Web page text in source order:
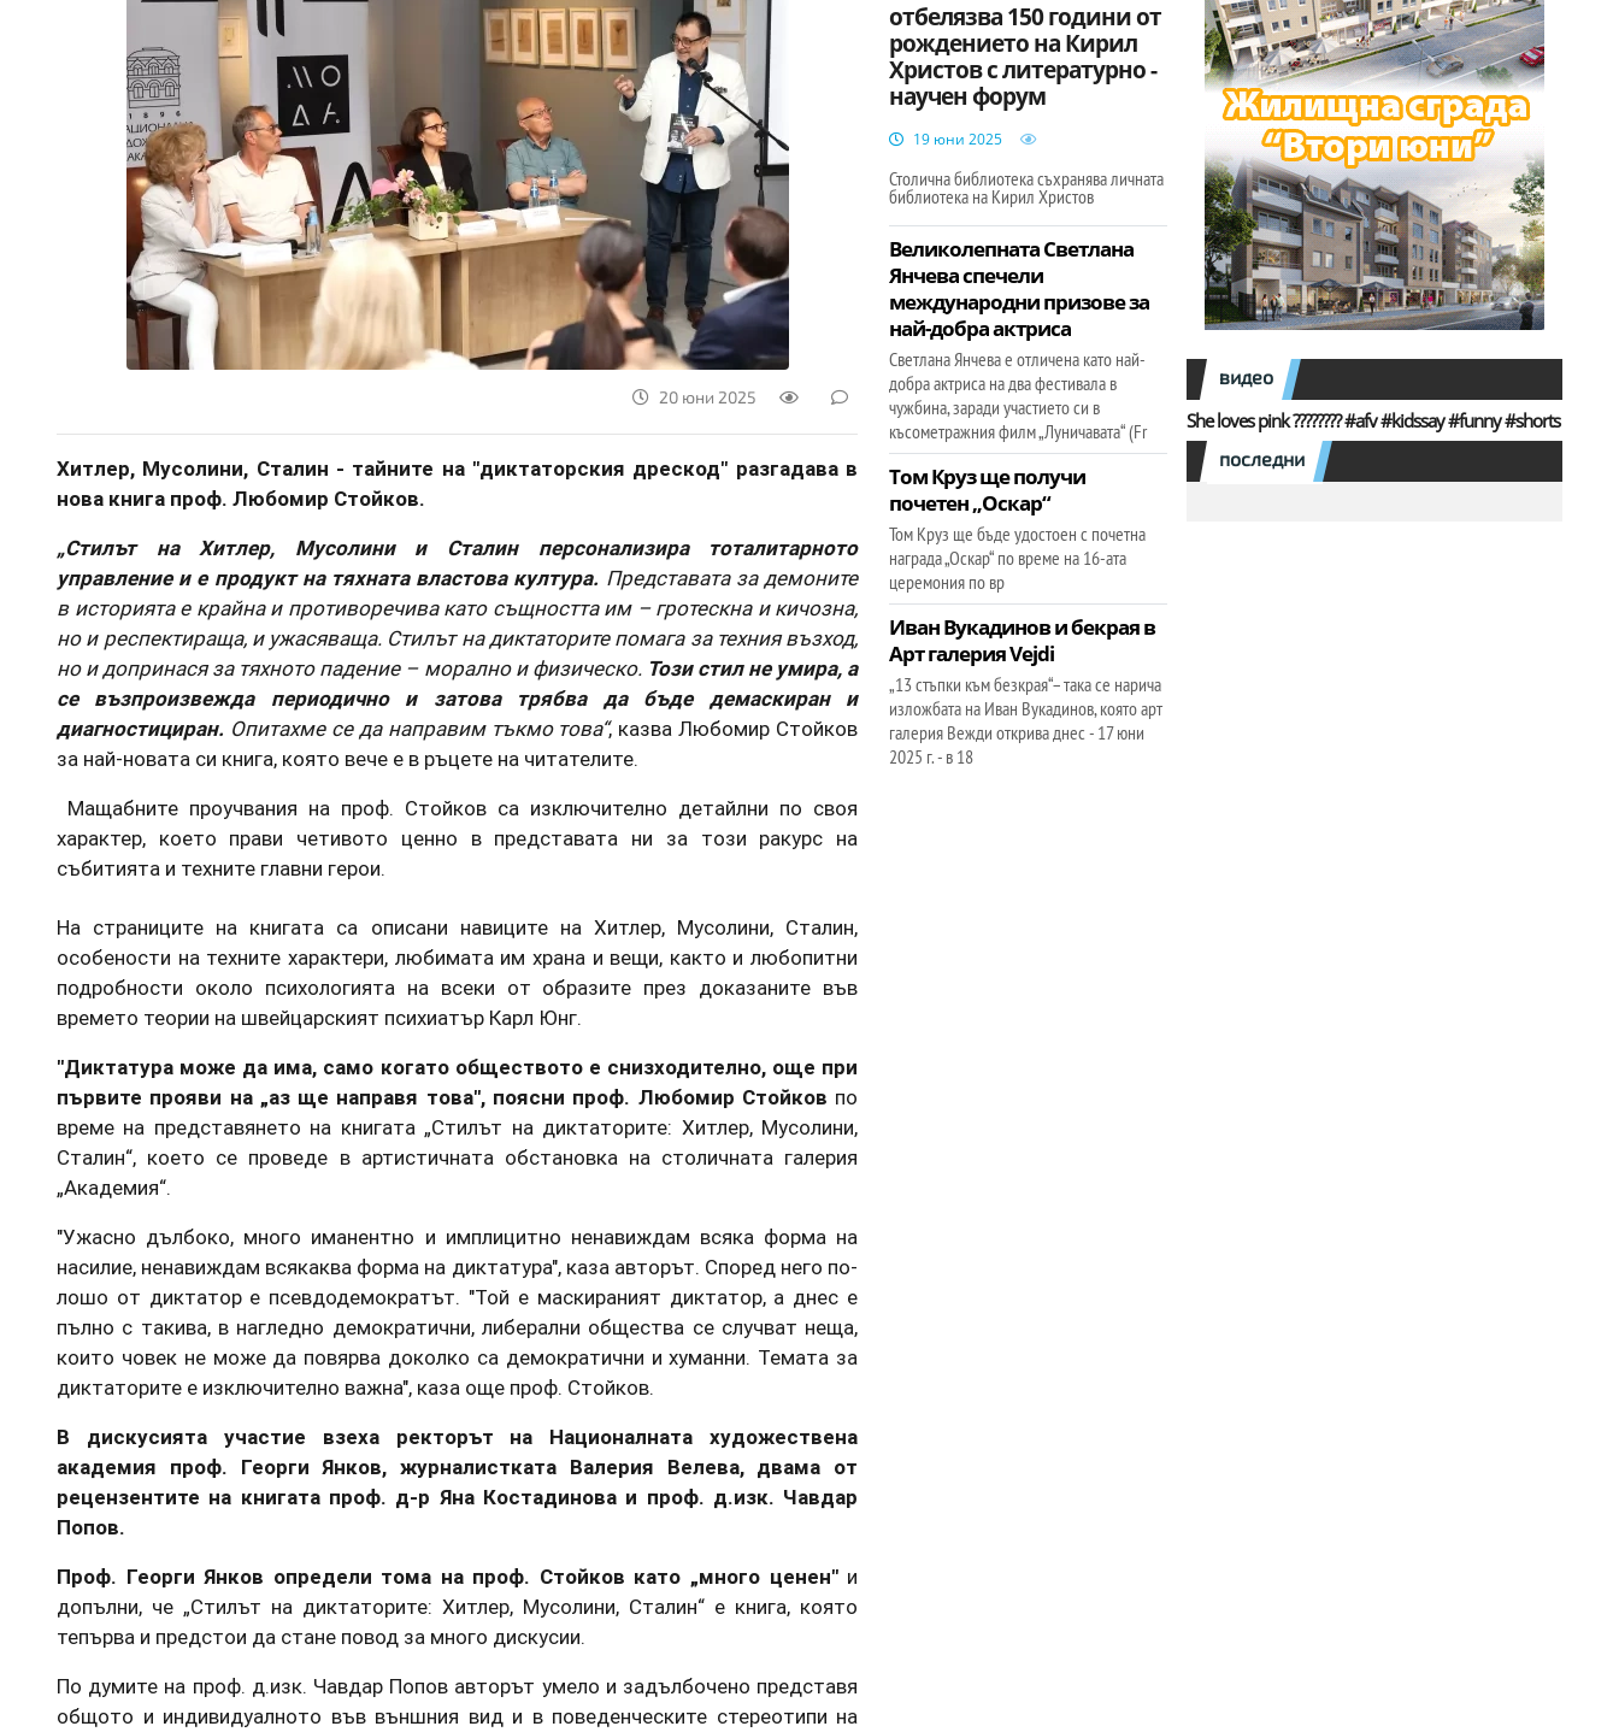
20 юни 2025
Хитлер, Мусолини, Сталин - тайните на "диктаторския дрескод" разгадава в
нова книга проф. Любомир Стойков.
„Стилът на Хитлер, Мусолини и Сталин персонализира тоталитарното
управление и е продукт на тяхната властова култура. Представата за демоните
в историята е крайна и противоречива като същността им – гротескна и кичозна,
но и респектираща, и ужасяваща. Стилът на диктаторите помага за техния възход,
но и допринася за тяхното падение – морално и физическо. Този стил не умира, а
се възпроизвежда периодично и затова трябва да бъде демаскиран и
диагностициран. Опитахме се да направим тъкмо това“, казва Любомир Стойков
за най-новата си книга, която вече е в ръцете на читателите.
Мащабните проучвания на проф. Стойков са изключително детайлни по своя
характер, което прави четивото ценно в представата ни за този ракурс на
събитията и техните главни герои.
На страниците на книгата са описани навиците на Хитлер, Мусолини, Сталин,
особености на техните характери, любимата им храна и вещи, както и любопитни
подробности около психологията на всеки от образите през доказаните във
времето теории на швейцарският психиатър Карл Юнг.
"Диктатура може да има, само когато обществото е снизходително, още при
първите прояви на „аз ще направя това", поясни проф. Любомир Стойков по
време на представянето на книгата „Стилът на диктаторите: Хитлер, Мусолини,
Сталин“, което се проведе в артистичната обстановка на столичната галерия
„Академия“.
"Ужасно дълбоко, много иманентно и имплицитно ненавиждам всяка форма на
насилие, ненавиждам всякаква форма на диктатура", каза авторът. Според него по-
лошо от диктатор е псевдодемократът. "Той е маскираният диктатор, а днес е
пълно с такива, в нагледно демократични, либерални общества се случват неща,
които човек не може да повярва доколко са демократични и хуманни. Темата за
диктаторите е изключително важна", каза още проф. Стойков.
В дискусията участие взеха ректорът на Националната художествена
академия проф. Георги Янков, журналистката Валерия Велева, двама от
рецензентите на книгата проф. д-р Яна Костадинова и проф. д.изк. Чавдар
Попов.
Проф. Георги Янков определи тома на проф. Стойков като „много ценен"и
допълни, че „Стилът на диктаторите: Хитлер, Мусолини, Сталин“ е книга, която
тепърва и предстои да стане повод за много дискусии.
По думите на проф. д.изк. Чавдар Попов авторът умело и задълбочено представя
общото и индивидуалното във външния вид и в поведенческите стереотипи на
отбелязва 150 години от
рождението на Кирил
Христов с литературно -
научен форум
19 юни 2025
Столична библиотека съхранява личната
библиотека на Кирил Христов
Великолепната Светлана
Янчева спечели
международни призове за
най-добра актриса
Светлана Янчева е отличена като най-
добра актриса на два фестивала в
чужбина, заради участието си в
късометражния филм „Луничавата“ (Fr
Том Круз ще получи
почетен „Оскар“
Том Круз ще бъде удостоен с почетна
награда „Оскар“ по време на 16-ата
церемония по вр
Иван Вукадинов и бекрая в
Арт галерия Vejdi
„13 стъпки към безкрая“– така се нарича
изложбата на Иван Вукадинов, която арт
галерия Вежди открива днес - 17 юни
2025 г. - в 18
видео
She loves pink ???????? #afv #kidssay #funny #shorts
последни